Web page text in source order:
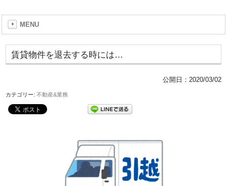
MENU
賃貸物件を退去する時には…
公開日： 2020/03/02
カテゴリー:不動産&業務